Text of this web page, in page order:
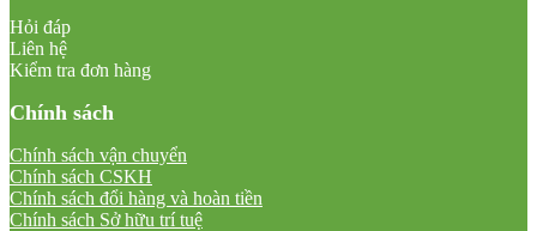
Hỏi đáp
Liên hệ
Kiểm tra đơn hàng
Chính sách
Chính sách vận chuyển
Chính sách CSKH
Chính sách đổi hàng và hoàn tiền
Chính sách Sở hữu trí tuệ